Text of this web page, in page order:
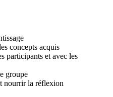
concepts acquis
participants et avec les
groupe
nourrir la réflexion